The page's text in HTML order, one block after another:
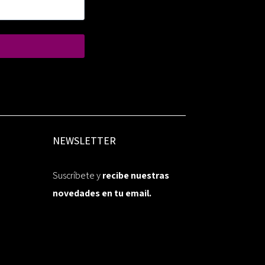
NEWSLETTER
Suscríbete yrecibe nuestras
novedades en tu email.